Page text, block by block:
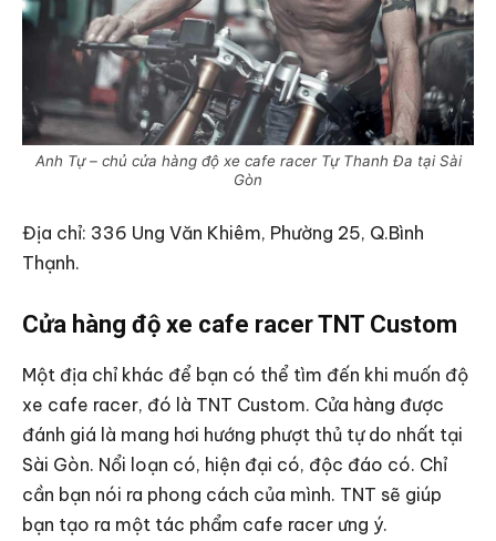
Anh Tự – chủ cửa hàng độ xe cafe racer Tự Thanh Đa tại Sài
Gòn
Địa chỉ: 336 Ung Văn Khiêm, Phường 25, Q.Bình
Thạnh.
Cửa hàng độ xe cafe racer TNT Custom
Một địa chỉ khác để bạn có thể tìm đến khi muốn độ
xe cafe racer, đó là TNT Custom. Cửa hàng được
đánh giá là mang hơi hướng phượt thủ tự do nhất tại
Sài Gòn. Nổi loạn có, hiện đại có, độc đáo có. Chỉ
cần bạn nói ra phong cách của mình. TNT sẽ giúp
bạn tạo ra một tác phẩm cafe racer ưng ý.